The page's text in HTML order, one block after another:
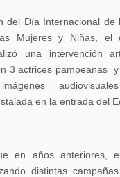
del Día Internacional de
Mujeres y Niñas, el
una intervención
3 actrices pampeanas
en la entrada del
en años anteriores,
distintas